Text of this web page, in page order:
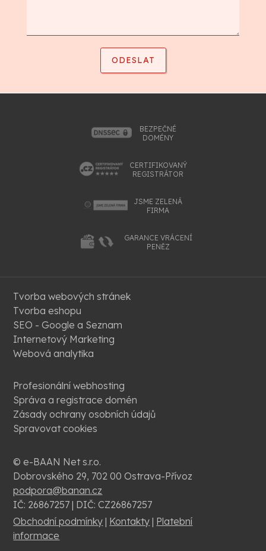
BEZPEČNÉ
DOMÉNY
CERTIFIKOVANÝ
REGISTRÁTOR
JSME ZELENÁ
FIRMA
GARANCE VRÁCENÍ
PENĚZ
Tvorba webových stránek
Tvorba eshopu
SEO - Google a Seznam
Internetový Marketing
Webová analytika
Profesionální webhosting
Správa a registrace domén
Zásady ochrany osobních údajů
Spravovat cookies
© e-BAAN Net s.r.o.
Dobrovského 29, 702 00 Ostrava-Přívoz
podpora@banan.cz
IČ: 26867257 | DIČ: CZ26867257
Obchodní podmínky | Kontakty | Platební
informace